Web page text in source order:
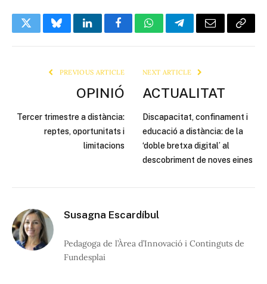
TwitterBlueskyLinkedInFacebookWhatsAppTelegramEmail Copy
PREVIOUS ARTICLE
OPINIÓ
Tercer trimestre a distància:
reptes, oportunitats i
limitacions
NEXT ARTICLE
ACTUALITAT
Discapacitat, confinament i
educació a distància: de la
‘doble bretxa digital’ al
descobriment de noves eines
Susagna Escardíbul
Pedagoga de l’Àrea d’Innovació i Continguts de
Fundesplai